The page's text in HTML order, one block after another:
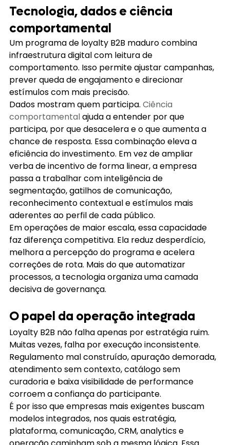
Tecnologia, dados e ciência
comportamental
Um programa de loyalty B2B maduro combina
infraestrutura digital com leitura de
comportamento. Isso permite ajustar campanhas,
prever queda de engajamento e direcionar
estímulos com mais precisão.
Dados mostram quem participa. Ciência
comportamental ajuda a entender por que
participa, por que desacelera e o que aumenta a
chance de resposta. Essa combinação eleva a
eficiência do investimento. Em vez de ampliar
verba de incentivo de forma linear, a empresa
passa a trabalhar com inteligência de
segmentação, gatilhos de comunicação,
reconhecimento contextual e estímulos mais
aderentes ao perfil de cada público.
Em operações de maior escala, essa capacidade
faz diferença competitiva. Ela reduz desperdício,
melhora a percepção do programa e acelera
correções de rota. Mais do que automatizar
processos, a tecnologia organiza uma camada
decisiva de governança.
O papel da operação integrada
Loyalty B2B não falha apenas por estratégia ruim.
Muitas vezes, falha por execução inconsistente.
Regulamento mal construído, apuração demorada,
atendimento sem contexto, catálogo sem
curadoria e baixa visibilidade de performance
corroem a confiança do participante.
É por isso que empresas mais exigentes buscam
modelos integrados, nos quais estratégia,
plataforma, comunicação, CRM, analytics e